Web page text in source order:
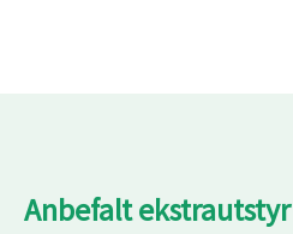
Anbefalt ekstrautstyr